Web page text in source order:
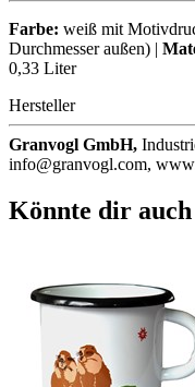
Farbe: weiß mit
Durchmesser außen) |
0,33 Liter
Hersteller
Granvogl GmbH,
info@granvogl.com,
Könnte dir